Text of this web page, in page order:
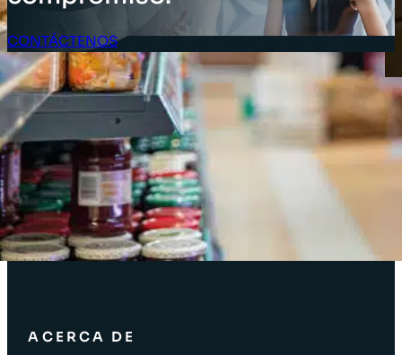
CONTÁCTENOS
Acceso Clientes
SOLUCIONES
Soluciones de inventario
Soluciones empresariales
Soluciones para la cadena de suministro
Etiquetado de activos
Soluciones para el sector minorista
ACERCA DE